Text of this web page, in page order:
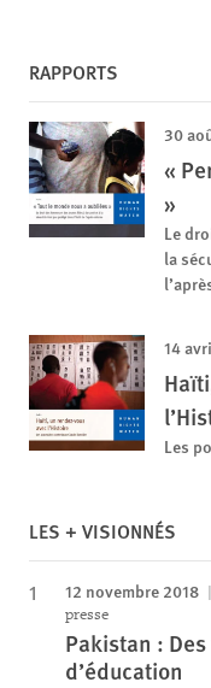
RAPPORTS
30
«
»
Le
la
14
Les
LES + VISIONNÉS
12 novembre 2018
presse
Pakistan :
d’éducation